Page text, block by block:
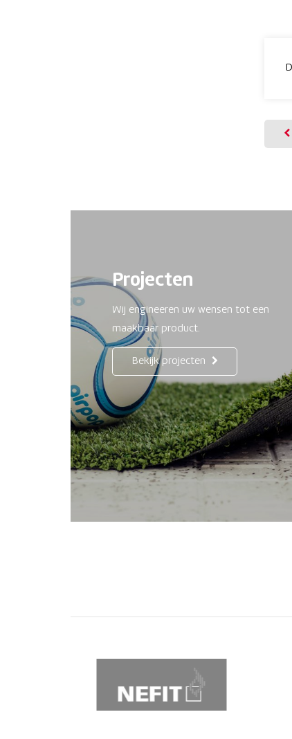
Projecten
Wij engineeren uw wensen tot een
maakbaar product.
Bekijk projecten